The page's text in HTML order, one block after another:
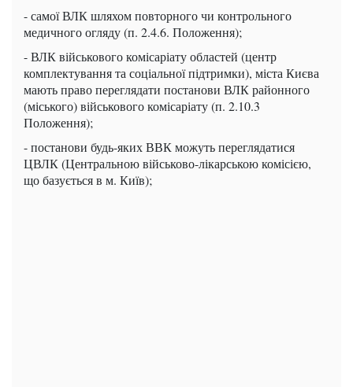
- самої ВЛК шляхом повторного чи контрольного
медичного огляду (п. 2.4.6. Положення);
- ВЛК військового комісаріату областей (центр
комплектування та соціальної підтримки), міста Києва
мають право переглядати постанови ВЛК районного
(міського) військового комісаріату (п. 2.10.3
Положення);
- постанови будь-яких ВВК можуть переглядатися
ЦВЛК (Центральною військово-лікарською комісією,
що базується в м. Київ);